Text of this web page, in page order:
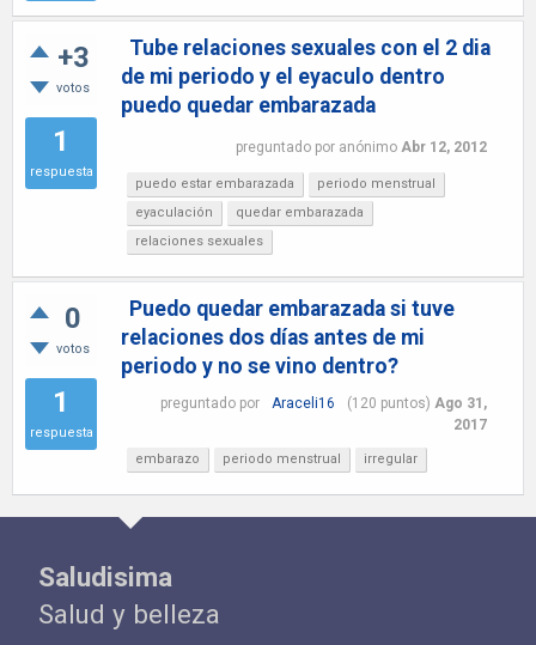
+3
votos
1
respuesta
Tube relaciones sexuales con el 2 dia
de mi periodo y el eyaculo dentro
puedo quedar embarazada
preguntado por anónimo Abr 12, 2012
puedo estar embarazada
periodo menstrual
eyaculación
quedar embarazada
relaciones sexuales
0
votos
1
respuesta
Puedo quedar embarazada si tuve
relaciones dos días antes de mi
periodo y no se vino dentro?
preguntado por Araceli16 (120 puntos) Ago 31,
2017
embarazo periodo menstrual irregular
Saludisima
Salud y belleza